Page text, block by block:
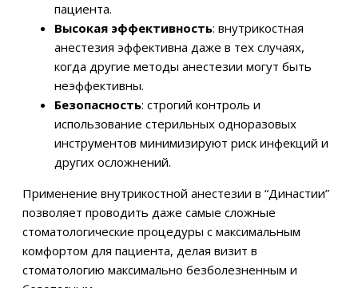
пациента.
Высокая эффективность: внутрикостная
анестезия эффективна даже в тех случаях,
когда другие методы анестезии могут быть
неэффективны.
Безопасность: строгий контроль и
использование стерильных одноразовых
инструментов минимизируют риск инфекций и
других осложнений.
Применение внутрикостной анестезии в “Династии”
позволяет проводить даже самые сложные
стоматологические процедуры с максимальным
комфортом для пациента, делая визит в
стоматологию максимально безболезненным и